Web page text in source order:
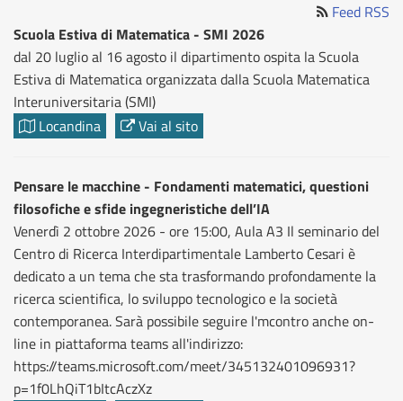
Feed RSS
Scuola Estiva di Matematica - SMI 2026
dal 20 luglio al 16 agosto il dipartimento ospita la Scuola
Estiva di Matematica organizzata dalla Scuola Matematica
Interuniversitaria (SMI)
Locandina
Vai al sito
Pensare le macchine - Fondamenti matematici, questioni
filosofiche e sfide ingegneristiche dell’IA
Venerdì 2 ottobre 2026 - ore 15:00, Aula A3 Il seminario del
Centro di Ricerca Interdipartimentale Lamberto Cesari è
dedicato a un tema che sta trasformando profondamente la
ricerca scientifica, lo sviluppo tecnologico e la società
contemporanea. Sarà possibile seguire l'mcontro anche on-
line in piattaforma teams all'indirizzo:
https://teams.microsoft.com/meet/345132401096931?
p=1f0LhQiT1bItcAczXz